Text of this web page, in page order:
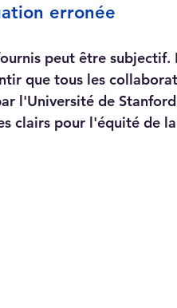
erronée
peut être
que tous les
l'Université de
clairs pour l'équité de